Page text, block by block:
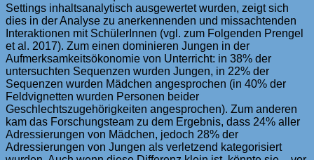
Settings inhaltsanalytisch ausgewertet wurden, zeigt sich
dies in der Analyse zu anerkennenden und missachtenden
Interaktionen mit SchülerInnen (vgl. zum Folgenden Prengel
et al. 2017). Zum einen dominieren Jungen in der
Aufmerksamkeitsökonomie von Unterricht: in 38% der
untersuchten Sequenzen wurden Jungen, in 22% der
Sequenzen wurden Mädchen angesprochen (in 40% der
Feldvignetten wurden Personen beider
Geschlechtszugehörigkeiten angesprochen). Zum anderen
kam das Forschungsteam zu dem Ergebnis, dass 24% aller
Adressierungen von Mädchen, jedoch 28% der
Adressierungen von Jungen als verletzend kategorisiert